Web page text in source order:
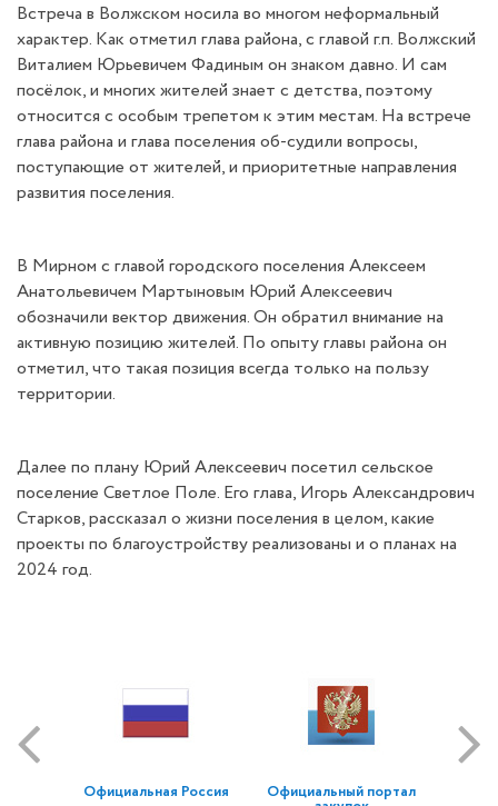
Встреча в Волжском носила во многом неформальный
характер. Как отметил глава района, с главой г.п. Волжский
Виталием Юрьевичем Фадиным он знаком давно. И сам
посёлок, и многих жителей знает с детства, поэтому
относится с особым трепетом к этим местам. На встрече
глава района и глава поселения об-судили вопросы,
поступающие от жителей, и приоритетные направления
развития поселения.
В Мирном с главой городского поселения Алексеем
Анатольевичем Мартыновым Юрий Алексеевич
обозначили вектор движения. Он обратил внимание на
активную позицию жителей. По опыту главы района он
отметил, что такая позиция всегда только на пользу
территории.
Далее по плану Юрий Алексеевич посетил сельское
поселение Светлое Поле. Его глава, Игорь Александрович
Старков, рассказал о жизни поселения в целом, какие
проекты по благоустройству реализованы и о планах на
2024 год.
Официальная Россия Официальный портал